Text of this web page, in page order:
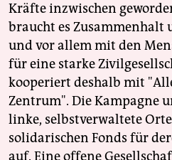
Kräfte inzwischen
braucht es Zusammenhalt
und vor allem mit den
für eine starke
kooperiert deshalb mit
Zentrum". Die Kampagne
linke, selbstverwaltete
solidarischen Fonds für
auf. Eine offene